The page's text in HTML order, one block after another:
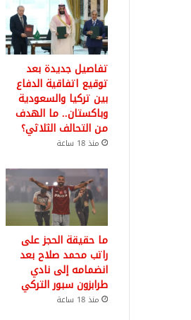
تفاصيل جديدة بعد
توقيع اتفاقية الدفاع
بين تركيا والسعودية
وباكستان.. ما الهدف
من التحالف الثلاثي؟
منذ 18 ساعة
ما حقيقة الحجز على
راتب محمد صلاح بعد
انضمامه إلى نادي
طرابزون سبور التركي
منذ 18 ساعة